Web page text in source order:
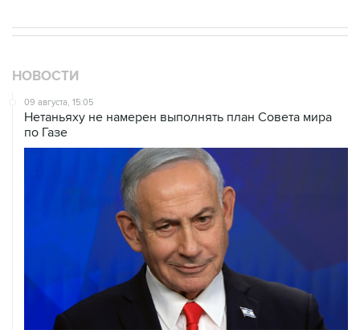
НОВОСТИ
09 августа, 15:05
Нетаньяху не намерен выполнять план Совета мира
по Газе